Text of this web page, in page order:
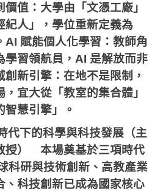
值：大學由「文憑工廠」
紀人」，學位重新定義為
AI 賦能個人化學習：教師角
學習領航員，AI 是解放而非
新引擎：在地不是限制，
宜大從「教室的集合體」
慧引擎」。
代下的科學與科技發展（主
授） 本場奠基於三項時代
科研與技術創新、高教產業
、科技創新已成為國家核心